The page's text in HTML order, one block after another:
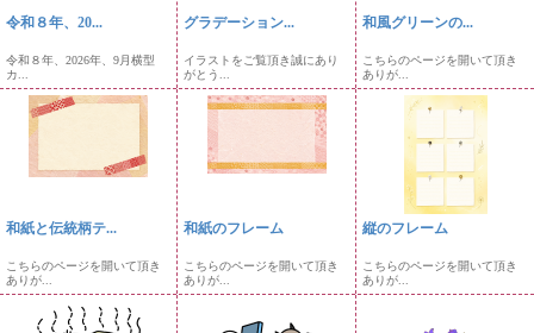
令和８年、20...
令和８年、2026年、9月横型
カ...
グラデーション...
イラストをご覧頂き誠にあり
がとう...
和風グリーンの...
こちらのページを開いて頂き
ありが...
和紙と伝統柄テ...
こちらのページを開いて頂き
ありが...
和紙のフレーム
こちらのページを開いて頂き
ありが...
縦のフレーム
こちらのページを開いて頂き
ありが...